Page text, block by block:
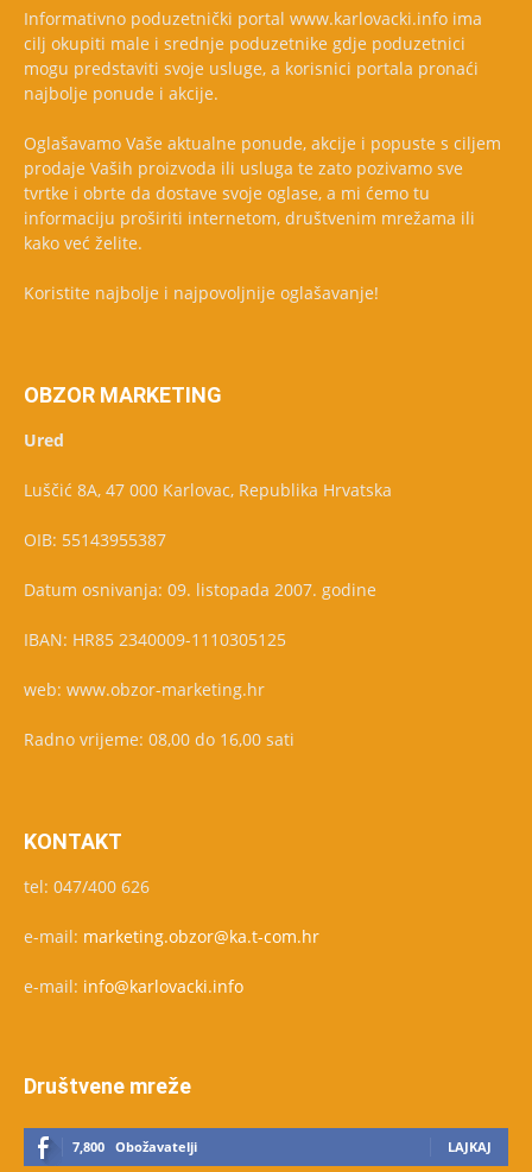
Informativno poduzetnički portal www.karlovacki.info ima
cilj okupiti male i srednje poduzetnike gdje poduzetnici
mogu predstaviti svoje usluge, a korisnici portala pronaći
najbolje ponude i akcije.
Oglašavamo Vaše aktualne ponude, akcije i popuste s ciljem
prodaje Vaših proizvoda ili usluga te zato pozivamo sve
tvrtke i obrte da dostave svoje oglase, a mi ćemo tu
informaciju proširiti internetom, društvenim mrežama ili
kako već želite.
Koristite najbolje i najpovoljnije oglašavanje!
OBZOR MARKETING
Ured
Luščić 8A, 47 000 Karlovac, Republika Hrvatska
OIB: 55143955387
Datum osnivanja: 09. listopada 2007. godine
IBAN: HR85 2340009-1110305125
web: www.obzor-marketing.hr
Radno vrijeme: 08,00 do 16,00 sati
KONTAKT
tel: 047/400 626
e-mail: marketing.obzor@ka.t-com.hr
e-mail: info@karlovacki.info
Društvene mreže
7,800 Obožavatelji LAJKAJ